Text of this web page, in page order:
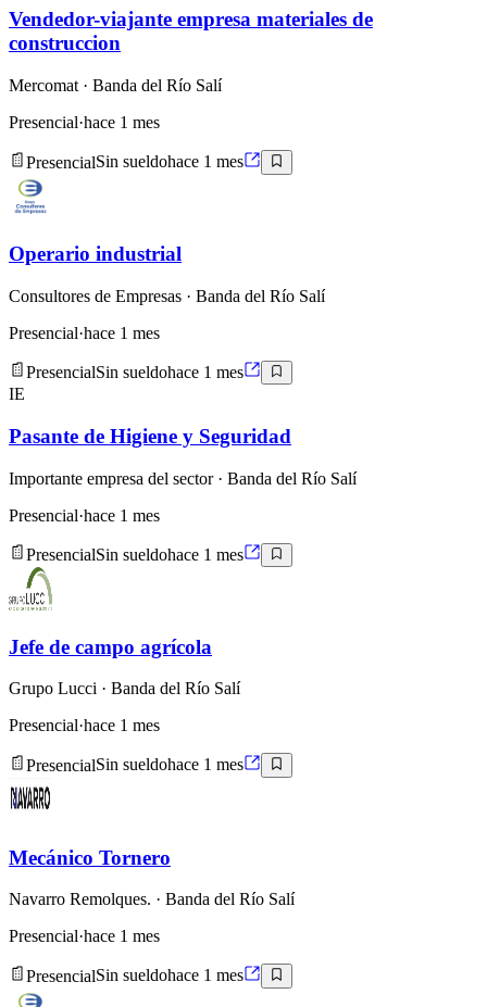
Vendedor-viajante empresa materiales de
construccion
Mercomat · Banda del Río Salí
Presencial·hace 1 mes
PresencialSin sueldohace 1 mes
Operario industrial
Consultores de Empresas · Banda del Río Salí
Presencial·hace 1 mes
PresencialSin sueldohace 1 mes
IE
Pasante de Higiene y Seguridad
Importante empresa del sector· Banda del Río Salí
Presencial·hace 1 mes
PresencialSin sueldohace 1 mes
Jefe de campo agrícola
Grupo Lucci · Banda del Río Salí
Presencial·hace 1 mes
PresencialSin sueldohace 1 mes
Mecánico Tornero
Navarro Remolques. · Banda del Río Salí
Presencial·hace 1 mes
PresencialSin sueldohace 1 mes